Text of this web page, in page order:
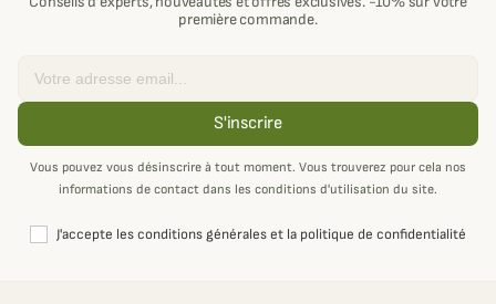
première commande.
S'inscrire
Vous pouvez vous désinscrire à tout moment. Vous trouverez pour cela nos
informations de contact dans les conditions d'utilisation du site.
J'accepte les conditions générales et la politique de confidentialité